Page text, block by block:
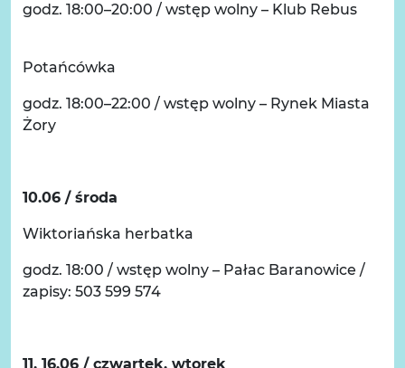
godz. 18:00–20:00 / wstęp wolny – Klub Rebus
Potańcówka
godz. 18:00–22:00 / wstęp wolny – Rynek Miasta
Żory
10.06 / środa
Wiktoriańska herbatka
godz. 18:00 / wstęp wolny – Pałac Baranowice /
zapisy: 503 599 574
11, 16.06 / czwartek, wtorek